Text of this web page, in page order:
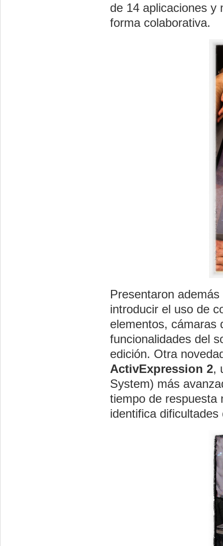
de 14 aplicaciones y
forma colaborativa.
Presentaron
introducir el uso de
elementos, cámaras
funcionalidades del
edición. Otra
ActivExpression 2,
System) más
tiempo de respuesta
identifica dificultades